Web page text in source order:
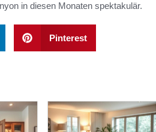
in diesen Monaten spektakulär.
Pinterest